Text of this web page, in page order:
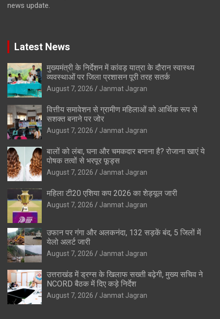
news update.
Latest News
मुख्यमंत्री के निर्देशन में कांवड़ यात्रा के दौरान स्वास्थ्य
व्यवस्थाओं पर जिला प्रशासन पूरी तरह सतर्क
August 7, 2026 Janmat Jagran
वित्तीय समावेशन से ग्रामीण महिलाओं को आर्थिक रूप से
सशक्त बनाने पर जोर
August 7, 2026 Janmat Jagran
बालों को लंबा, घना और चमकदार बनाना है? रोजाना खाएं ये
पोषक तत्वों से भरपूर फूड्स
August 7, 2026 Janmat Jagran
महिला टी20 एशिया कप 2026 का शेड्यूल जारी
August 7, 2026 Janmat Jagran
उफान पर गंगा और अलकनंदा, 132 सड़कें बंद, 5 जिलों में
येलो अलर्ट जारी
August 7, 2026 Janmat Jagran
उत्तराखंड में ड्रग्स के खिलाफ सख्ती बढ़ेगी, मुख्य सचिव ने
NCORD बैठक में दिए कड़े निर्देश
August 7, 2026 Janmat Jagran